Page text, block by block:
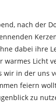
nach der
dabei ihre
warmes Licht
wir in der uns
feiern
zu